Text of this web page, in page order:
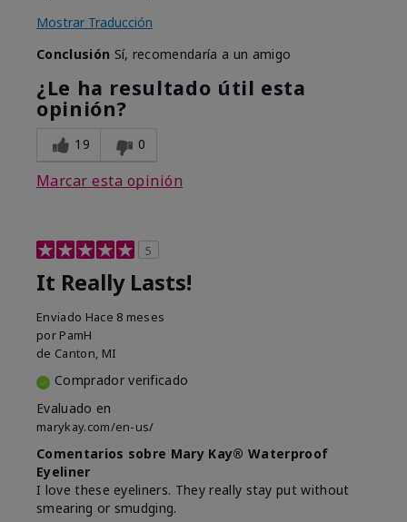
Mostrar Traducción
Conclusión Sí, recomendaría a un amigo
¿Le ha resultado útil esta
opinión?
19 0
Marcar esta opinión
5
It Really Lasts!
Enviado Hace 8 meses
por PamH
de Canton, MI
Comprador verificado
Evaluado en
marykay.com/en-us/
Comentarios sobre Mary Kay® Waterproof
Eyeliner
I love these eyeliners. They really stay put without
smearing or smudging.